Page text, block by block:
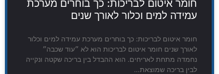
חומר איטום לבריכות: כך בוחרים מערכת
עמידה למים וכלור לאורך שנים
חומר איטום לבריכות: כך בוחרים מערכת עמידה למים וכלור
לאורך שנים חומר איטום לבריכות הוא לא ״עוד שכבה״
נחמדה מתחת לאריחים. הוא ההבדל בין בריכה שקטה ונקייה
לבין בריכה שמוצאת…